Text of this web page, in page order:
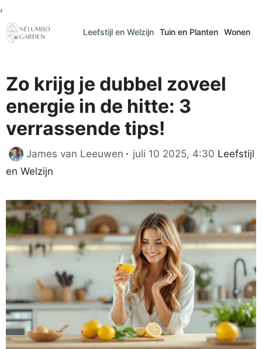
,
naar
de
Leefstijl en Welzijn Tuin en Planten Wonen
Zo krijg je dubbel zoveel
energie in de hitte: 3
verrassende tips!
James van Leeuwen juli 10 2025, 4:30 Leefstijl
en Welzijn